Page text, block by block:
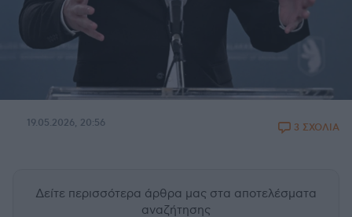
19.05.2026, 20:56 3 ΣΧΟΛΙΑ
Δείτε περισσότερα άρθρα μας στα αποτελέσματα
αναζήτησης